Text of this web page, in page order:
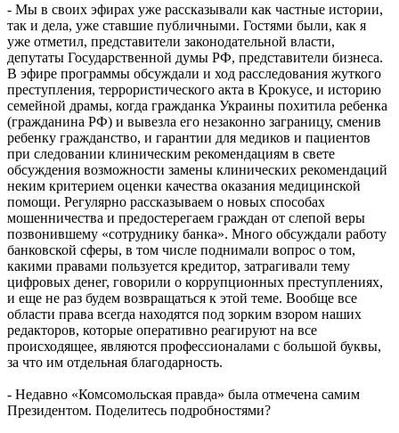
- Мы в своих эфирах уже рассказывали как частные истории,
так и дела, уже ставшие публичными. Гостями были, как я
уже отметил, представители законодательной власти,
депутаты Государственной думы РФ, представители бизнеса.
В эфире программы обсуждали и ход расследования жуткого
преступления, террористического акта в Крокусе, и историю
семейной драмы, когда гражданка Украины похитила ребенка
(гражданина РФ) и вывезла его незаконно заграницу, сменив
ребенку гражданство, и гарантии для медиков и пациентов
при следовании клиническим рекомендациям в свете
обсуждения возможности замены клинических рекомендаций
неким критерием оценки качества оказания медицинской
помощи. Регулярно рассказываем о новых способах
мошенничества и предостерегаем граждан от слепой веры
позвонившему «сотруднику банка». Много обсуждали работу
банковской сферы, в том числе поднимали вопрос о том,
какими правами пользуется кредитор, затрагивали тему
цифровых денег, говорили о коррупционных преступлениях,
и еще не раз будем возвращаться к этой теме. Вообще все
области права всегда находятся под зорким взором наших
редакторов, которые оперативно реагируют на все
происходящее, являются профессионалами с большой буквы,
за что им отдельная благодарность.
- Недавно «Комсомольская правда» была отмечена самим
Президентом. Поделитесь подробностями?